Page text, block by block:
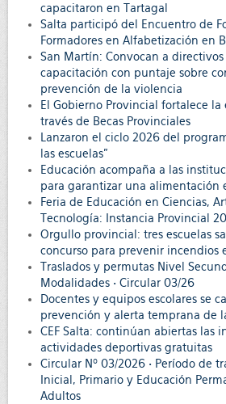
capacitaron en Tartagal
Salta participó del Encuentro de
Formadores en Alfabetización en
San Martín: Convocan a
capacitación con puntaje sobre
prevención de la violencia
El Gobierno Provincial fortalece
través de Becas Provinciales
Lanzaron el ciclo 2026 del
las escuelas”
Educación acompaña a las
para garantizar una alimentación
Feria de Educación en Ciencias,
Tecnología: Instancia Provincial
Orgullo provincial: tres escuelas
concurso para prevenir incendios
Traslados y permutas Nivel
Modalidades • Circular 03/26
Docentes y equipos escolares se
prevención y alerta temprana de
CEF Salta: continúan abiertas las
actividades deportivas gratuitas
Circular Nº 03/2026 • Período de
Inicial, Primario y Educación
Adultos